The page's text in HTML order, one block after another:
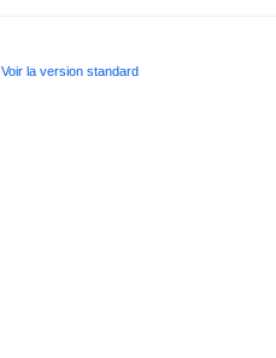
Voir la version standard